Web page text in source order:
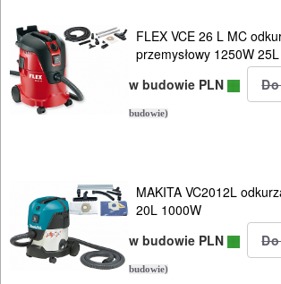
OSPRZĘT
I
AKCESORIA
DO
MAGAZYNOWANIE
TRANSPORTOWANIE
FLEX VCE 26 L MC
przemysłowy 1250W
w budowie PLN
budowie)
MAKITA VC2012L
20L 1000W
w budowie PLN
budowie)